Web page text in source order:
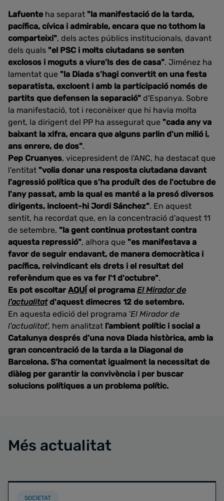
Lafuente ha separat "la manifestació de la tarda,
pacífica, cívica i admirable, encara que no tothom la
comparteixi", dels actes públics institucionals, davant
dels quals "el PSC i molts ciutadans se senten
exclosos i moguts a viure'ls des de casa". Jiménez ha
lamentat que "la Diada s'hagi convertit en una festa
separatista, excloent i amb la participació només de
partits que defensen la separació" d'Espanya. Sobre
la manifestació, tot i reconèixer que hi havia molta
gent, la dirigent del PP ha assegurat que "cada any va
baixant la xifra, encara que alguns parlin d'un milió i,
ans enrere, de dos".
Pep Cruanyes, vicepresident de l'ANC, ha destacat que
l'entitat "volia donar una resposta ciutadana davant
l'agressió política que s'ha produït des de l'octubre de
l'any passat, amb la qual es manté a la presó diversos
dirigents, incloent-hi Jordi Sánchez". En aquest
sentit, ha recordat que, en la concentració d'aquest 11
de setembre, "la gent continua protestant contra
aquesta repressió", alhora que "es manifestava a
favor de seguir endavant, de manera democràtica i
pacífica, reivindicant els drets i el resultat del
referèndum que es va fer l'1 d'octubre".
Es pot escoltar AQUÍ el programa El Mirador de
l'actualitatd'aquest dimecres 12 de setembre.
En aquesta edició del programa 'El Mirador de
l'actualitat', hem analitzat l’ambient polític i social a
Catalunya després d’una nova Diada històrica, amb la
gran concentració de la tarda a la Diagonal de
Barcelona. S'ha comentat igualment la necessitat de
diàleg per garantir la convivència i per buscar
solucions polítiques a un problema polític.
Més actualitat
SOCIETAT